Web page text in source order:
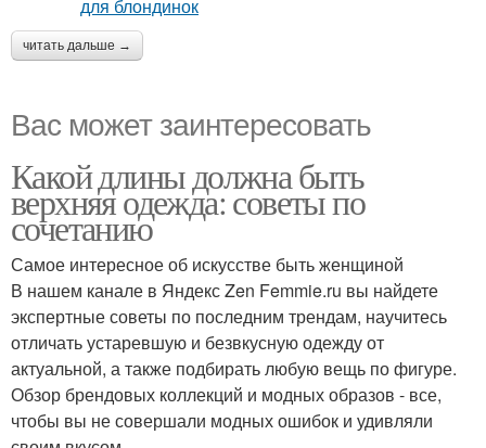
читать дальше →
Вас может заинтересовать
Какой длины должна быть
верхняя одежда: советы по
сочетанию
Самое интересное об искусстве быть женщиной
В нашем канале в Яндекс Zen Femmie.ru вы найдете
экспертные советы по последним трендам, научитесь
отличать устаревшую и безвкусную одежду от
актуальной, а также подбирать любую вещь по фигуре.
Обзор брендовых коллекций и модных образов - все,
чтобы вы не совершали модных ошибок и удивляли